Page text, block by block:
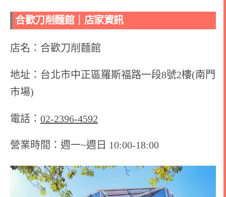
合歡刀削麵館｜店家資訊
店名：合歡刀削麵館
地址：台北市中正區羅斯福路一段8號2樓(南門
市場)
電話： 02-2396-4592
營業時間： 週一~週日 10:00-18:00